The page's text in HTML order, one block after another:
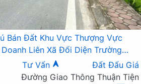
Bán Đất Khu Vực Thượng Vực
Liên Xã Đối Diện Trường
Tư Vấn
Đất Đấu Giá
Đường Giao Thông Thuận Tiện